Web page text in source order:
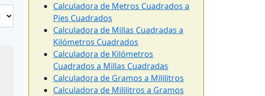
Calculadora de Metros Cuadrados a
Pies Cuadrados
Calculadora de Millas Cuadradas a
Kilómetros Cuadrados
Calculadora de Kilómetros
Cuadrados a Millas Cuadradas
Calculadora de Gramos a Mililitros
Calculadora de Mililitros a Gramos